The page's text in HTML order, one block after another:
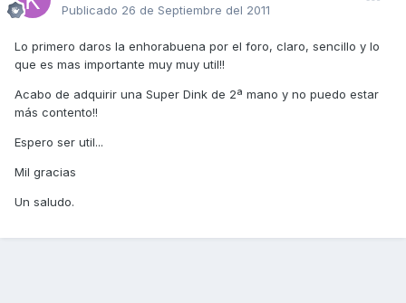
Publicado 26 de Septiembre del 2011
Lo primero daros la enhorabuena por el foro, claro, sencillo y lo
que es mas importante muy muy util!!
Acabo de adquirir una Super Dink de 2ª mano y no puedo estar
más contento!!
Espero ser util...
Mil gracias
Un saludo.